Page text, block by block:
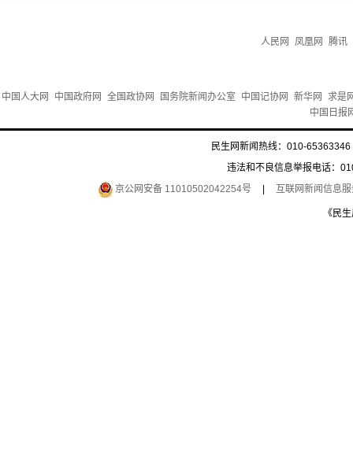
人民网 凤凰网 腾讯
中国人大网 中国政府网 全国政协网 国务院新闻办公室 中国记协网 新华网
求是
中国日报
民生网新闻热线：010-
违法和不良信息举报电话：
京公网安备 11010502042254号
互联网新闻信息
《民